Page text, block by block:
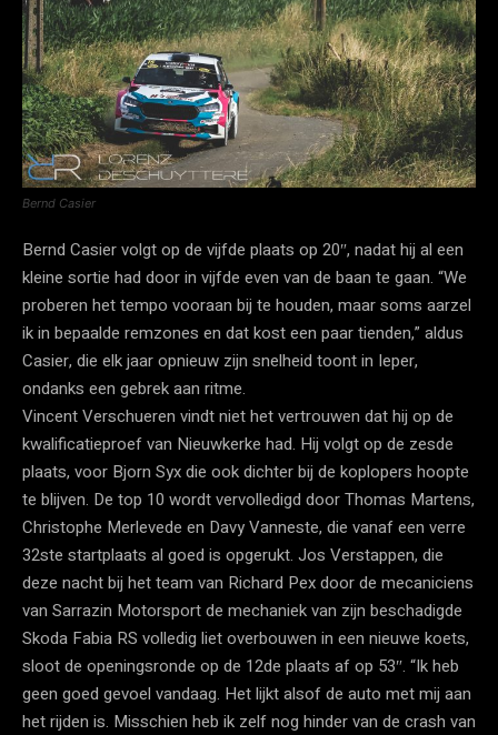
Bernd Casier
Bernd Casier volgt op de vijfde plaats op 20″, nadat hij al een
kleine sortie had door in vijfde even van de baan te gaan. “We
proberen het tempo vooraan bij te houden, maar soms aarzel
ik in bepaalde remzones en dat kost een paar tienden,” aldus
Casier, die elk jaar opnieuw zijn snelheid toont in Ieper,
ondanks een gebrek aan ritme.
Vincent Verschueren vindt niet het vertrouwen dat hij op de
kwalificatieproef van Nieuwkerke had. Hij volgt op de zesde
plaats, voor Bjorn Syx die ook dichter bij de koplopers hoopte
te blijven. De top 10 wordt vervolledigd door Thomas Martens,
Christophe Merlevede en Davy Vanneste, die vanaf een verre
32ste startplaats al goed is opgerukt. Jos Verstappen, die
deze nacht bij het team van Richard Pex door de mecaniciens
van Sarrazin Motorsport de mechaniek van zijn beschadigde
Skoda Fabia RS volledig liet overbouwen in een nieuwe koets,
sloot de openingsronde op de 12de plaats af op 53″. “Ik heb
geen goed gevoel vandaag. Het lijkt alsof de auto met mij aan
het rijden is. Misschien heb ik zelf nog hinder van de crash van